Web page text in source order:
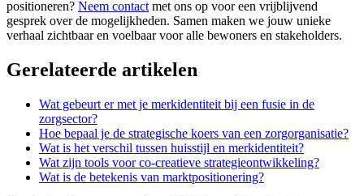
positioneren? Neem contact met ons op voor een vrijblijvend
gesprek over de mogelijkheden. Samen maken we jouw unieke
verhaal zichtbaar en voelbaar voor alle bewoners en stakeholders.
Gerelateerde artikelen
Wat gebeurt er met je merkidentiteit bij een fusie in de
zorgsector?
Hoe bepaal je de strategische koers van een zorgorganisatie?
Wat is het verschil tussen huisstijl en merkidentiteit?
Wat zijn tools voor co-creatieve strategieontwikkeling?
Wat is de betekenis van marktpositionering?